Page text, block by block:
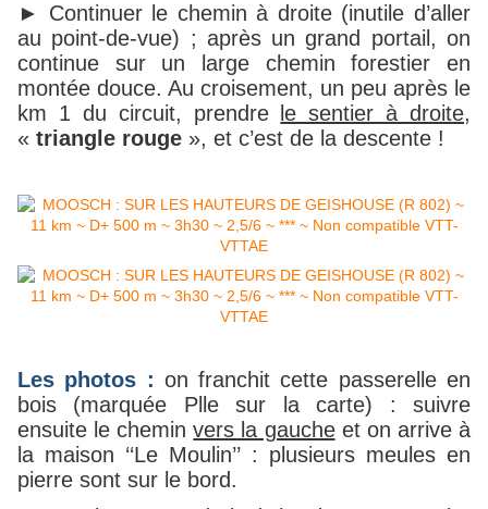
► Continuer le chemin à droite (inutile d’aller
au point-de-vue) ; après un grand portail, on
continue sur un large chemin forestier en
montée douce. Au croisement, un peu après le
km 1 du circuit, prendre
le sentier à droite,
« triangle rouge », et c’est de la descente !
Les photos : on franchit cette passerelle en
bois (marquée Plle sur la carte) : suivre
ensuite le cheminvers la gaucheet on arrive à
la maison ‘‘Le Moulin’’ : plusieurs meules en
pierre sont sur le bord.